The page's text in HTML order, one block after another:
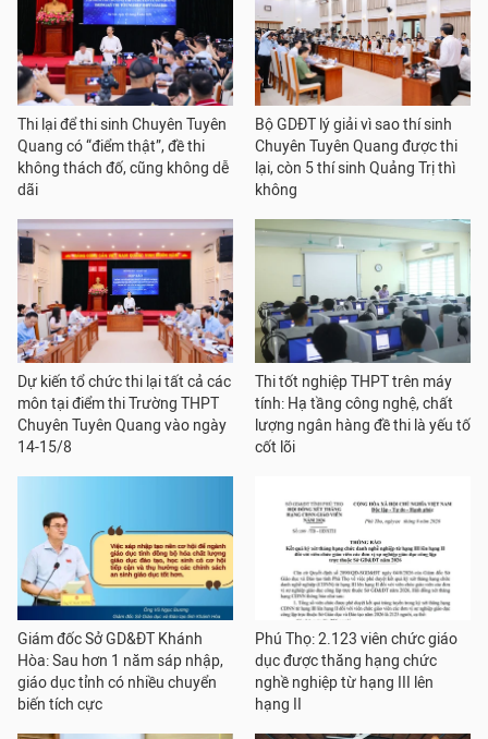
Thi lại để thi sinh Chuyên Tuyên
Quang có “điểm thật”, đề thi
không thách đố, cũng không dễ
dãi
Bộ GDĐT lý giải vì sao thí sinh
Chuyên Tuyên Quang được thi
lại, còn 5 thí sinh Quảng Trị thì
không
Dự kiến tổ chức thi lại tất cả các
môn tại điểm thi Trường THPT
Chuyên Tuyên Quang vào ngày
14-15/8
Thi tốt nghiệp THPT trên máy
tính: Hạ tầng công nghệ, chất
lượng ngân hàng đề thi là yếu tố
cốt lõi
Giám đốc Sở GD&ĐT Khánh
Hòa: Sau hơn 1 năm sáp nhập,
giáo dục tỉnh có nhiều chuyển
biến tích cực
Phú Thọ: 2.123 viên chức giáo
dục được thăng hạng chức
nghề nghiệp từ hạng III lên
hạng II